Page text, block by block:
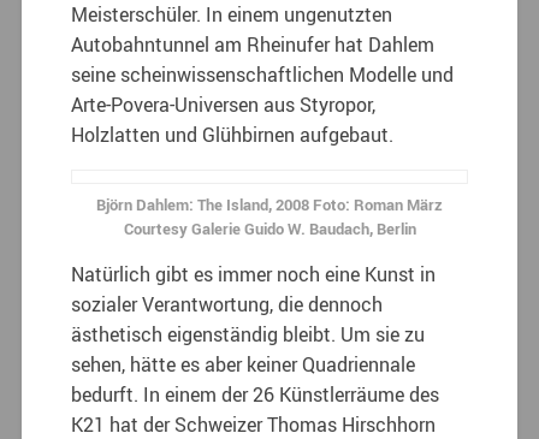
Meisterschüler. In einem ungenutzten
Autobahntunnel am Rheinufer hat Dahlem
seine scheinwissenschaftlichen Modelle und
Arte-Povera-Universen aus Styropor,
Holzlatten und Glühbirnen aufgebaut.
Björn Dahlem: The Island, 2008 Foto: Roman März
Courtesy Galerie Guido W. Baudach, Berlin
Natürlich gibt es immer noch eine Kunst in
sozialer Verantwortung, die dennoch
ästhetisch eigenständig bleibt. Um sie zu
sehen, hätte es aber keiner Quadriennale
bedurft. In einem der 26 Künstlerräume des
K21 hat der Schweizer Thomas Hirschhorn